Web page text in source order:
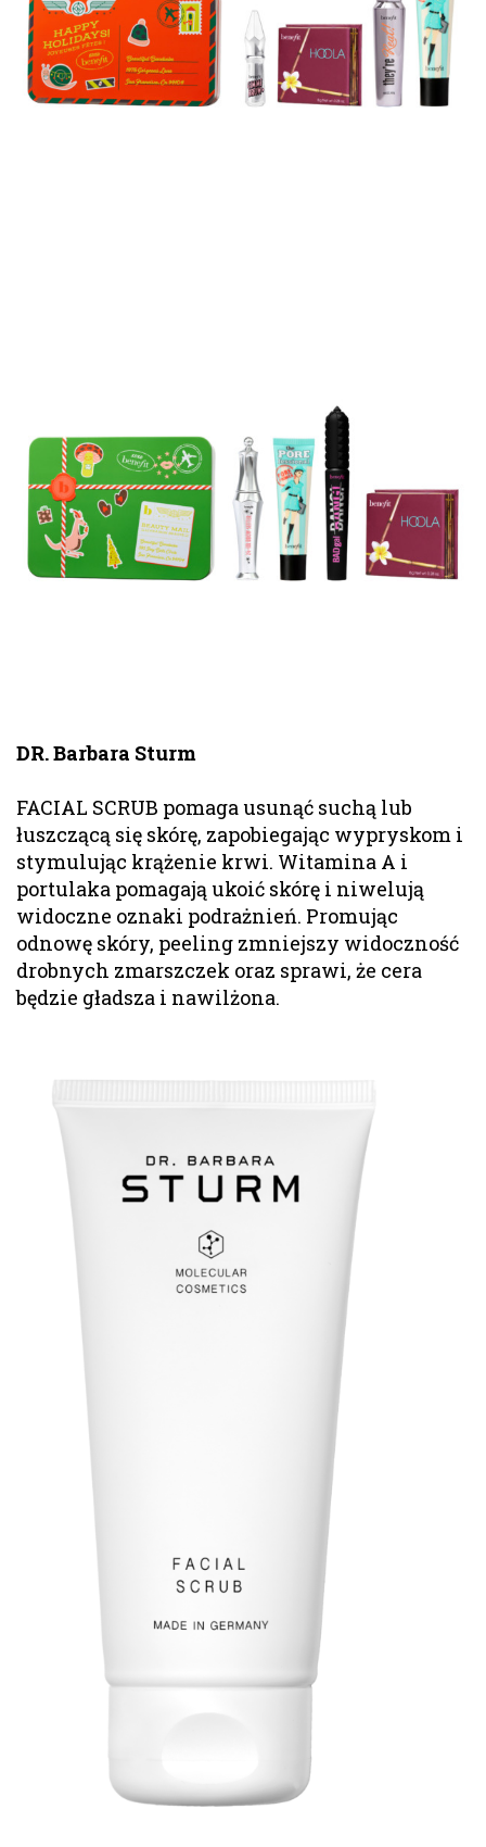
DR. Barbara Sturm
FACIAL SCRUB pomaga usunąć suchą lub
łuszczącą się skórę, zapobiegając wypryskom i
stymulując krążenie krwi. Witamina A i
portulaka pomagają ukoić skórę i niwelują
widoczne oznaki podrażnień. Promując
odnowę skóry, peeling zmniejszy widoczność
drobnych zmarszczek oraz sprawi, że cera
będzie gładsza i nawilżona.